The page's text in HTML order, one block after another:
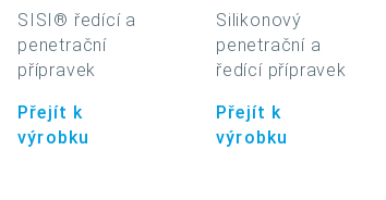
SISI® ředící a
penetrační
přípravek
Přejít k
výrobku
Silikonový
penetrační a
ředící přípravek
Přejít k
výrobku